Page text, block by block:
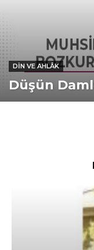
DIN VE AHLÂK
Düşün